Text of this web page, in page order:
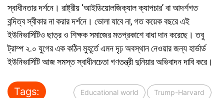
স্বাধীনতার দর্শনে। রাষ্ট্রীয় ‘আইডিয়োলজিক্যাল ক্যাপচার’ বা আদর্শগত
বন্দিত্ব স্বীকার না করার দর্শনে। ভোলা যাবে না, গত কয়েক বছরে এই
ইউনিভার্সিটিও ছাত্র ও শিক্ষক সমাজের মতপ্রকাশে বাধা দান করেছে। তবু
ট্রাম্প ২.০ যুগের এক কঠিন মুহূর্তে এমন দৃঢ় অবস্থান নেওয়ার জন্য হার্ভার্ড
ইউনিভার্সিটি আজ সমস্ত স্বাধীনচেতা গণতন্ত্রী দুনিয়ার অভিবাদন দাবি করে।
Tags: Educational world Trump-Harvard